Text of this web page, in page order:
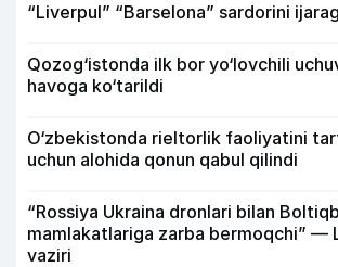
“Liverpul” “Barselona” sardorini
Qozog‘istonda ilk bor yo‘lovchili
havoga ko‘tarildi
O‘zbekistonda rieltorlik faoliyatini
uchun alohida qonun qabul qilindi
“Rossiya Ukraina dronlari bilan
mamlakatlariga zarba bermoqchi” —
vaziri